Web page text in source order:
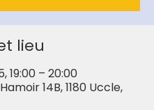
lieu
19:00 – 20:00
14B, 1180 Uccle,